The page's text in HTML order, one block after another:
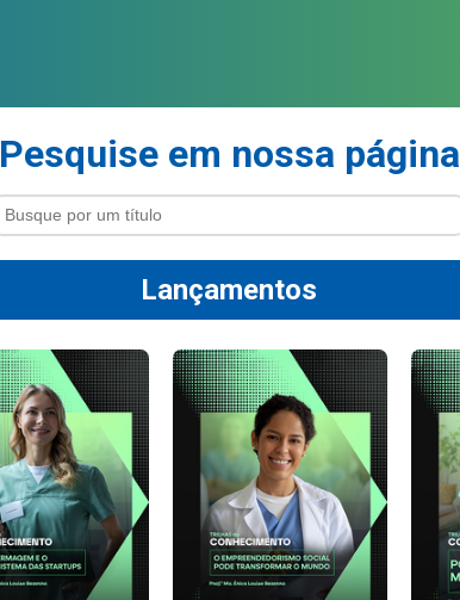
Pesquise em nossa página
Lançamentos